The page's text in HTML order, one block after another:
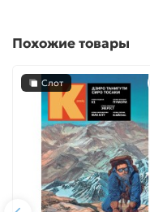
Похожие товары
Слот